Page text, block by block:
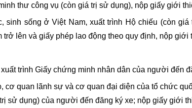
thư công vụ (còn giá trị sử dụng), nộp giấy giới
sinh sống ở Việt Nam, xuất trình Hộ chiếu (còn
trở lên và giấy phép lao động theo quy định, nộp
trình Giấy chứng minh nhân dân của người đến
cơ quan lãnh sự và cơ quan đại diện của tổ chức
sử dụng) của người đến đăng ký xe; nộp giấy giới